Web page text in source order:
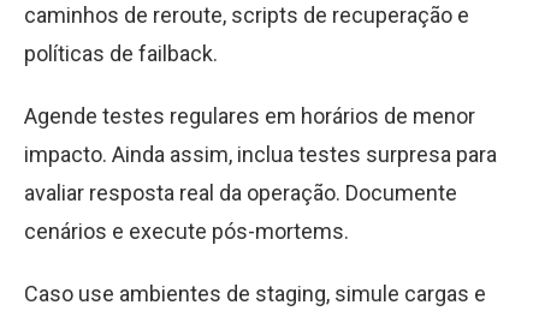
caminhos de reroute, scripts de recuperação e
políticas de failback.
Agende testes regulares em horários de menor
impacto. Ainda assim, inclua testes surpresa para
avaliar resposta real da operação. Documente
cenários e execute pós-mortems.
Caso use ambientes de staging, simule cargas e